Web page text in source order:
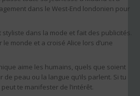
dans le West-End londonien pour
dans la mode et fait des publicités.
monde et a croisé Alice lors d’une
aime les humains, quels que soient
de peau ou la langue qu’ils parlent. Si tu
te manifester de l’intérêt.